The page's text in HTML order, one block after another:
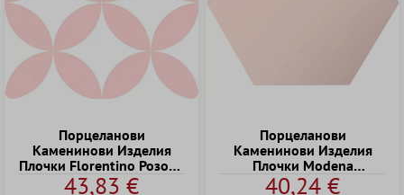
Порцеланови
Kаменинови Изделия
Плочки Florentino Розово
22,5x22,5cm
43,83 €
Порцеланови
Kаменинови Изделия
Плочки Modena
Шестоъгълник Uni
40,24 €